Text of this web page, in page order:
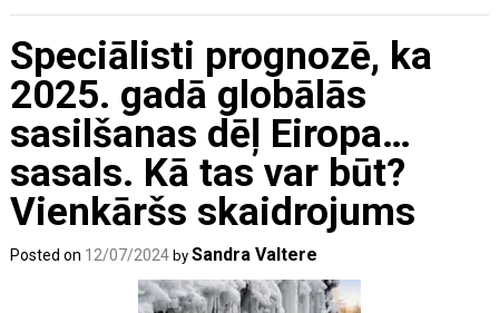
Speciālisti prognozē, ka
2025. gadā globālās
sasilšanas dēļ Eiropa…
sasals. Kā tas var būt?
Vienkāršs skaidrojums
Posted on 12/07/2024 bySandra Valtere